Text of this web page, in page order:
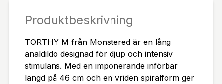
före och efter användning. Låt lufttorka och förva
o Black/Red 50 cm Extra lång analdildo är redo at
t skickas till dig omgående med expressleverans.
Produktbeskrivning
TORTHY M från Monstered är en lång
analdildo designad för djup och intensiv
stimulans. Med en imponerande införbar
längd på 46 cm och en vriden spiralform ger